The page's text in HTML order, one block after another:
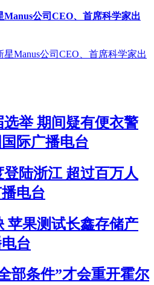
公司CEO、首席科学家出
举 期间疑有便衣警
际广播电台
陆浙江 超过百万人
电台
苹果测试长鑫存储产
台
部条件”才会重开霍尔